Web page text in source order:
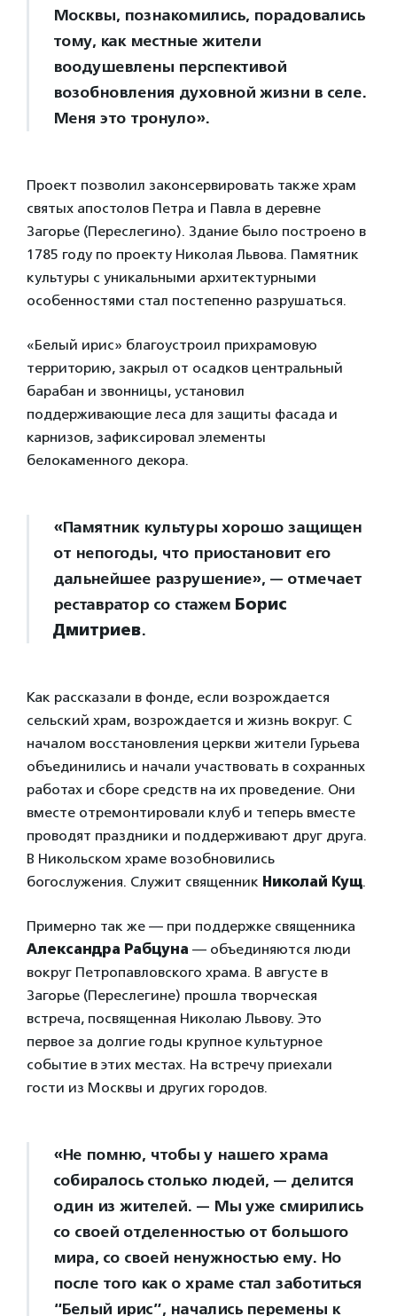
Москвы, познакомились, порадовались
тому, как местные жители
воодушевлены перспективой
возобновления духовной жизни в селе.
Меня это тронуло».
Проект позволил законсервировать также храм
святых апостолов Петра и Павла в деревне
Загорье (Переслегино). Здание было построено в
1785 году по проекту Николая Львова. Памятник
культуры с уникальными архитектурными
особенностями стал постепенно разрушаться.
«Белый ирис» благоустроил прихрамовую
территорию, закрыл от осадков центральный
барабан и звонницы, установил
поддерживающие леса для защиты фасада и
карнизов, зафиксировал элементы
белокаменного декора.
«Памятник культуры хорошо защищен
от непогоды, что приостановит его
дальнейшее разрушение», — отмечает
реставратор со стажем Борис
Дмитриев.
Как рассказали в фонде, если возрождается
сельский храм, возрождается и жизнь вокруг. С
началом восстановления церкви жители Гурьева
объединились и начали участвовать в сохранных
работах и сборе средств на их проведение. Они
вместе отремонтировали клуб и теперь вместе
проводят праздники и поддерживают друг друга.
В Никольском храме возобновились
богослужения. Служит священник Николай Кущ.
Примерно так же — при поддержке священника
Александра Рабцуна — объединяются люди
вокруг Петропавловского храма. В августе в
Загорье (Переслегине) прошла творческая
встреча, посвященная Николаю Львову. Это
первое за долгие годы крупное культурное
событие в этих местах. На встречу приехали
гости из Москвы и других городов.
«Не помню, чтобы у нашего храма
собиралось столько людей, — делится
один из жителей. — Мы уже смирились
со своей отделенностью от большого
мира, со своей ненужностью ему. Но
после того как о храме стал заботиться
“Белый ирис”, начались перемены к